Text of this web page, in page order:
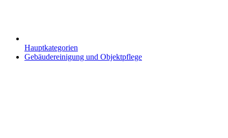
Hauptkategorien
Gebäudereinigung und Objektpflege